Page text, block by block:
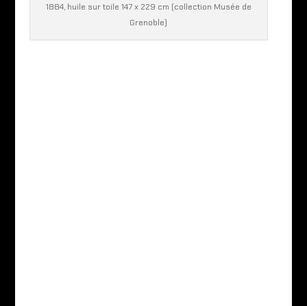
1884, huile sur toile 147 x 229 cm (collection Musée de
Grenoble)